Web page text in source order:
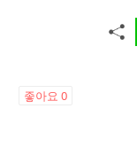
좋아요 0